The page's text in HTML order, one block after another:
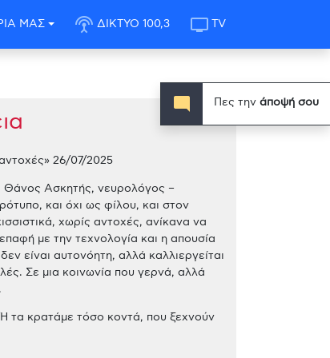
ΜΑΣ settings_input_antenna ΔΙΚΤΥΟ 100,3 tv TV
26/07/2025
Θάνος Ασκητής, νευρολόγος –
και όχι ως φίλου, και στον
χωρίς αντοχές, ανίκανα να
με την τεχνολογία και η απουσία
είναι αυτονόητη, αλλά καλλιεργείται
Σε μια κοινωνία που γερνά, αλλά
τα κρατάμε τόσο κοντά, που ξεχνούν
mode_comment Πες την άποψή σου